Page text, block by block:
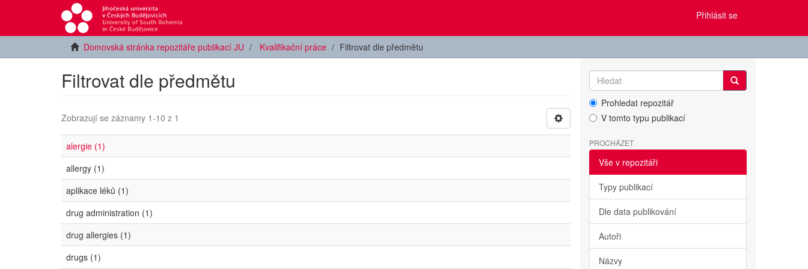
Přihlásit se
Domovská stránka repozitáře publikací JU Kvalifikační práce Filtrovat dle předmětu
Filtrovat dle předmětu
Zobrazují se záznamy 1-10 z 1
alergie (1)
allergy (1)
aplikace léků (1)
drug administration (1)
drug allergies (1)
drugs (1)
Prohledat repozitář
V tomto typu publikací
PROCHÁZET
Vše v repozitáři
Typy publikací
Dle data publikování
Autoři
Názvy